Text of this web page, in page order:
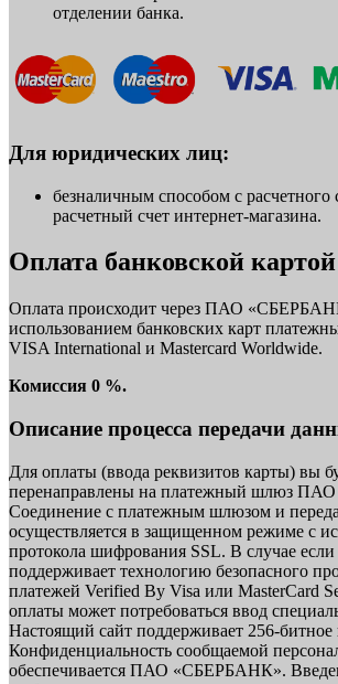
отделении банка.
Для юридических лиц:
безналичным способом с расчетного
расчетный счет интернет-магазина.
Оплата банковской картой
Оплата происходит через ПАО
использованием банковских карт
VISA International и Mastercard Worldwide.
Комиссия 0 %.
Описание процесса передачи
Для оплаты (ввода реквизитов карты) вы
перенаправлены на платежный шлюз
Соединение с платежным шлюзом и
осуществляется в защищенном режиме с
протокола шифрования SSL. В случае
поддерживает технологию безопасного
платежей Verified By Visa или MasterCard
оплаты может потребоваться ввод
Настоящий сайт поддерживает 256-
Конфиденциальность сообщаемой
обеспечивается ПАО «СБЕРБАНК».